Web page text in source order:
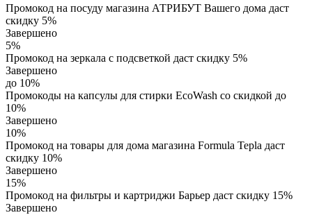
Промокод на посуду магазина АТРИБУТ Вашего дома даст
скидку 5%
Завершено
5%
Промокод на зеркала с подсветкой даст скидку 5%
Завершено
до 10%
Промокоды на капсулы для стирки EcoWash со скидкой до
10%
Завершено
10%
Промокод на товары для дома магазина Formula Tepla даст
скидку 10%
Завершено
15%
Промокод на фильтры и картриджи Барьер даст скидку 15%
Завершено